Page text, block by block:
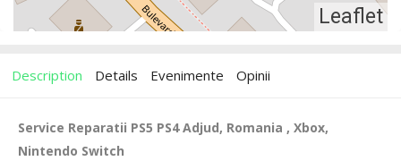
Leaflet
Description Details Evenimente Opinii
Service Reparatii PS5 PS4 Adjud, Romania , Xbox,
Nintendo Switch